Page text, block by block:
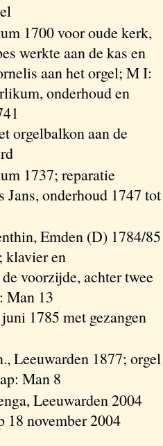
1700 voor oude kerk,
werkte aan de kas en
aan het orgel; M I:
onderhoud en
orgelbalkon aan de
1737; reparatie
Jans, onderhoud 1747 tot
Emden (D) 1784/85
klavier en
voorzijde, achter twee
Man 13
1785 met gezangen
Leeuwarden 1877; orgel
Man 8
Leeuwarden 2004
18 november 2004